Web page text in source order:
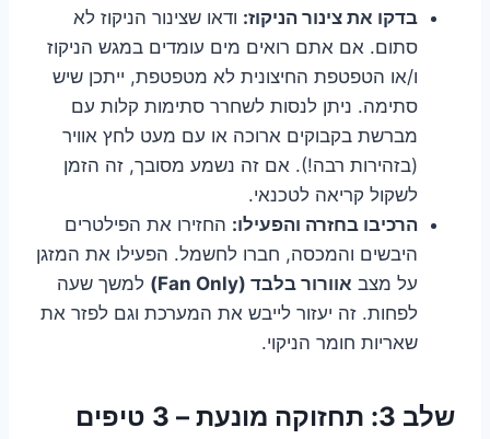
בדקו את צינור הניקוז: ודאו שצינור הניקוז לא
סתום. אם אתם רואים מים עומדים במגש הניקוז
ו/או הטפטפת החיצונית לא מטפטפת, ייתכן שיש
סתימה. ניתן לנסות לשחרר סתימות קלות עם
מברשת בקבוקים ארוכה או עם מעט לחץ אוויר
(בזהירות רבה!). אם זה נשמע מסובך, זה הזמן
לשקול קריאה לטכנאי.
הרכיבו בחזרה והפעילו: החזירו את הפילטרים
היבשים והמכסה, חברו לחשמל. הפעילו את המזגן
על מצב אוורור בלבד (Fan Only)
למשך שעה
לפחות. זה יעזור לייבש את המערכת וגם לפזר את
שאריות חומר הניקוי.
שלב 3: תחזוקה מונעת – 3 טיפים